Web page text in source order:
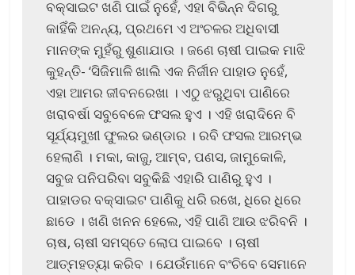
ବକ୍ସାଇଟ ଖଣି ପାଇଁ ନୁହେଁ, ଏହା ବିଭିନ୍ନ ଦିଗରୁ
କାହିଁକି ଅନନ୍ୟ, ପ୍ରଥମେ ଏ ଅଂଚଳର ଅଧିବାସୀ
ମାନଙ୍କ ମୁହଁରୁ ଶୁଣାଯାଉ । ଜଣେ ଚାଷୀ ପାଇକ ମାଝି
କୁହନ୍ତି- ‘ସିଜିମାଳି ଖାଲି ଏକ ନିର୍ଜୀନ ପାହାଡ ନୁହେଁ,
ଏହା ଆମର ଜୀବନରେଖା । ଏଠୁ ଝରୁଥିବା ପାଣିରେ
ଖରାବର୍ଷା ସବୁବେଳେ ଫସଲ ହୁଏ । ଏହି ଖରାଦିନେ ବି
ସୂର୍ଯ୍ୟମୁଖୀ ଫୁଲର ଭଣ୍ଡାର । ରବି ଫସଲ ଆରମ୍ଭ
ହେଲାଣି । ମକା, କାଜୁ, ଆମ୍ବ, ପଣସ, ଜାମୁକୋଳି,
ସବୁଜ ପନିପରିବା ସବୁକିଛି ଏହାରି ପାଣିରୁ ହୁଏ ।
ପାହାଡର ବକ୍ସାଇଟ ପାଣିକୁ ଧରି ରଖେ, ଧିରେ ଧିରେ
ଛାଡେ । ଖଣି ଖନନ ହେଲେ, ଏହି ପାଣି ଆଉ ଝରିବନି ।
ଚାଷ, ଚାଷୀ ସମସ୍ତେ ଲୋପ ପାଇବେ । ଚାଷୀ
ଆତ୍ମହତ୍ୟା କରିବ । ଯେଉଁମାନେ ବଂଚିବେ ସେମାନେ